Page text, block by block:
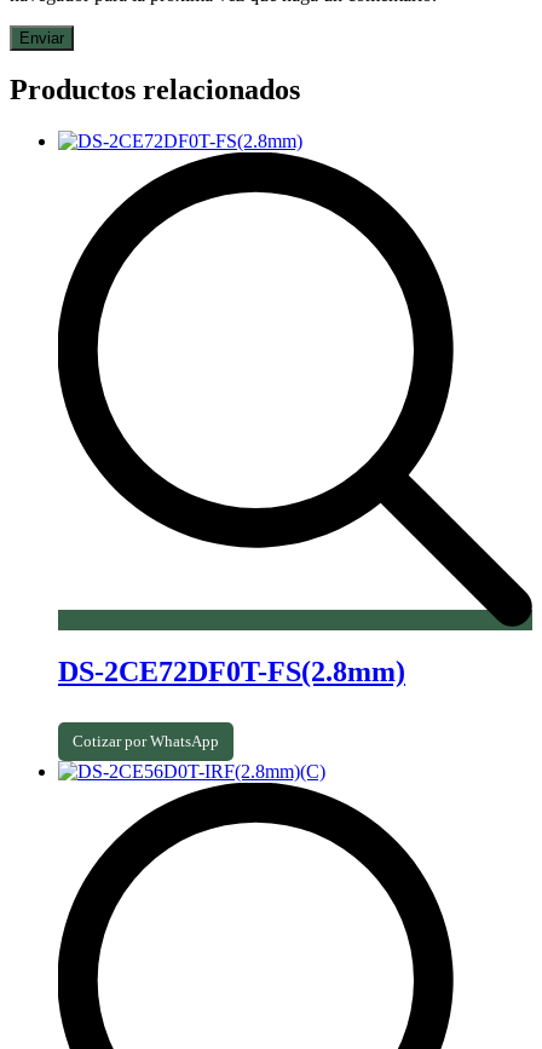
Productos relacionados
DS-2CE72DF0T-FS(2.8mm)
Cotizar por WhatsApp